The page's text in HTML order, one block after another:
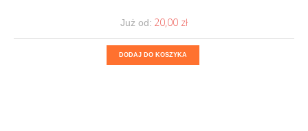
Już od: 20,00 ‎zł
DODAJ DO KOSZYKA